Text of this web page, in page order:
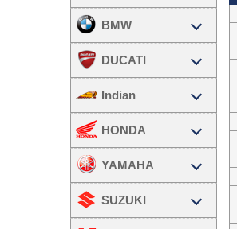
BMW
DUCATI
Indian
HONDA
YAMAHA
SUZUKI